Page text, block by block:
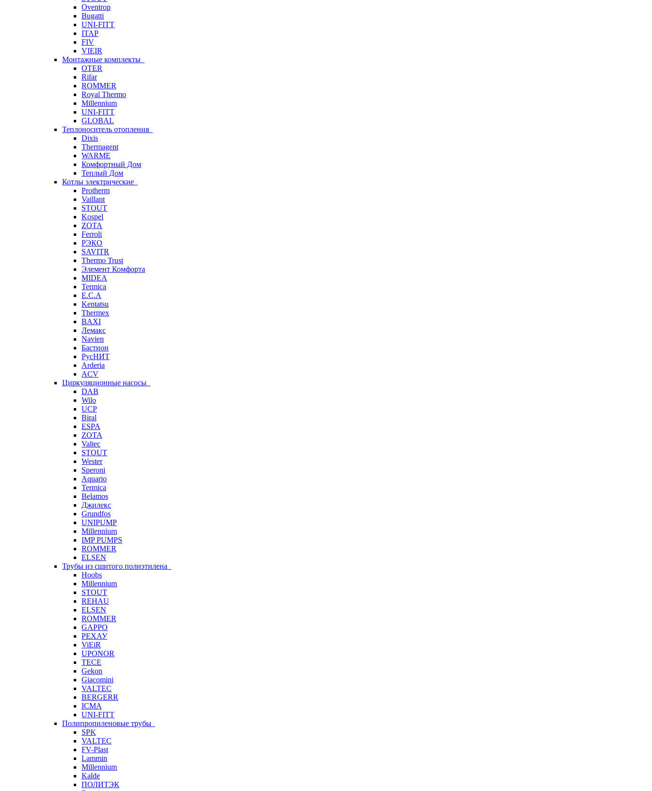
Oventrop
Bugatti
UNI-FITT
ITAP
FIV
VIEIR
Монтажные комплекты
OTER
Rifar
ROMMER
Royal Thermo
Millennium
UNI-FITT
GLOBAL
Теплоноситель отопления
Dixis
Thermagent
WARME
Комфортный Дом
Теплый Дом
Котлы электрические
Protherm
Vaillant
STOUT
Kospel
ZOTA
Ferroli
РЭКО
SAVITR
Thermo Trust
Элемент Комфорта
MIDEA
Termica
E.C.A
Kentatsu
Thermex
BAXI
Лемакс
Navien
Бастион
РусНИТ
Arderia
ACV
Циркуляционные насосы
DAB
Wilo
UCP
Biral
ESPA
ZOTA
Valtec
STOUT
Wester
Speroni
Aquario
Termica
Belamos
Джилекс
Grundfos
UNIPUMP
Millennium
IMP PUMPS
ROMMER
ELSEN
Трубы из сшитого полиэтилена
Hoobs
Millennium
STOUT
REHAU
ELSEN
ROMMER
GAPPO
РЕХАУ
ViEiR
UPONOR
TECE
Gekon
Giacomini
VALTEC
BERGERR
ICMA
UNI-FITT
Полипропиленовые трубы
SPK
VALTEC
FV-Plast
Lammin
Millennium
Kalde
ПОЛИТЭК